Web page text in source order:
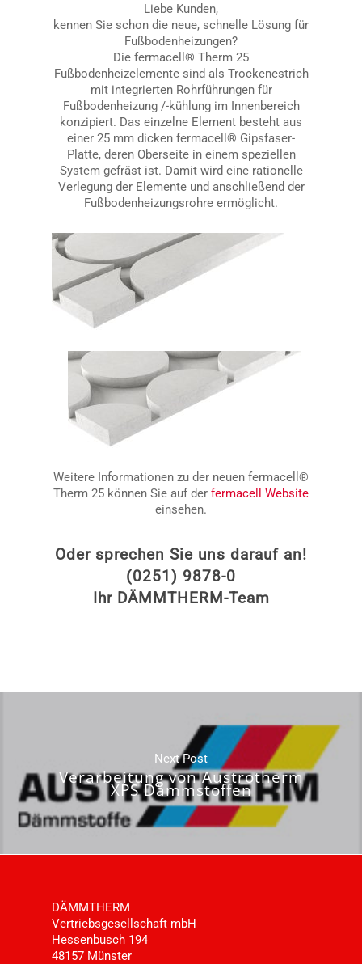
Liebe Kunden,
kennen Sie schon die neue, schnelle Lösung für
Fußbodenheizungen?
Die fermacell® Therm 25
Fußbodenheizelemente sind als Trockenestrich
mit integrierten Rohrführungen für
Fußbodenheizung /-kühlung im Innenbereich
konzipiert. Das einzelne Element besteht aus
einer 25 mm dicken fermacell® Gipsfaser-
Platte, deren Oberseite in einem speziellen
System gefräst ist. Damit wird eine rationelle
Verlegung der Elemente und anschließend der
Fußbodenheizungsrohre ermöglicht.
Weitere Informationen zu der neuen fermacell®
Therm 25 können Sie auf der fermacell Website
einsehen.
Oder sprechen Sie uns darauf an!
(0251) 9878-0
Ihr DÄMMTHERM-Team
Next Post
Verarbeitung von Austrotherm
XPS Dämmstoffen
DÄMMTHERM
Vertriebsgesellschaft mbH
Hessenbusch 194
48157 Münster